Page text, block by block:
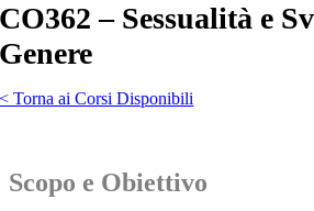
CO362 – Sessualità e
Genere
< Torna ai Corsi Disponibili
Scopo e Obiettivo